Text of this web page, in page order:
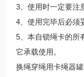
3、使用时一定要注
4、使用完毕后必须
5、本自锁绳卡的所
它承载使用。
换绳穿绳用卡绳器